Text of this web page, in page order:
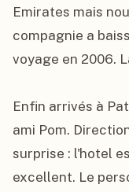
Emirates mais
compagnie a
voyage en 2006.
Enfin arrivés à
ami Pom.
surprise : l'hotel
excellent. Le